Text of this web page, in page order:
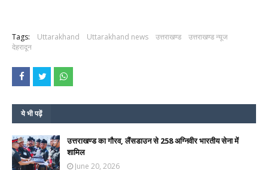
Tags: Uttarakhand Uttarakhand news उत्तराखण्ड
उत्तराखण्ड न्यूज
देहरादून
ये भी पढ़ें
उत्तराखण्ड का गौरव, लैंसडाउन से 258 अग्निवीर भारतीय सेना में
शामिल
June 20, 2026